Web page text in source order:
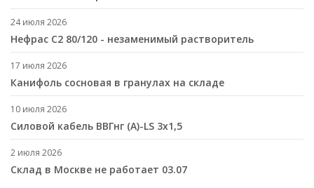
24 июля 2026
Нефрас С2 80/120 - незаменимый растворитель
17 июля 2026
Канифоль сосновая в гранулах на складе
10 июля 2026
Cиловой кабель ВВГнг (A)-LS 3х1,5
2 июля 2026
Склад в Москве не работает 03.07